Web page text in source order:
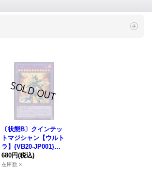
〔状態B〕クインテッ
トマジシャン【ウルト
ラ】{VB20-JP001}
《融合》
680円(税込)
在庫数 ×